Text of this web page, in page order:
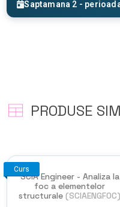
Saptamana 2 -
PRODUSE
Curs
SCIA Engineer - Analiza la
foc a elementelor
structurale (SCIAENGFOC)